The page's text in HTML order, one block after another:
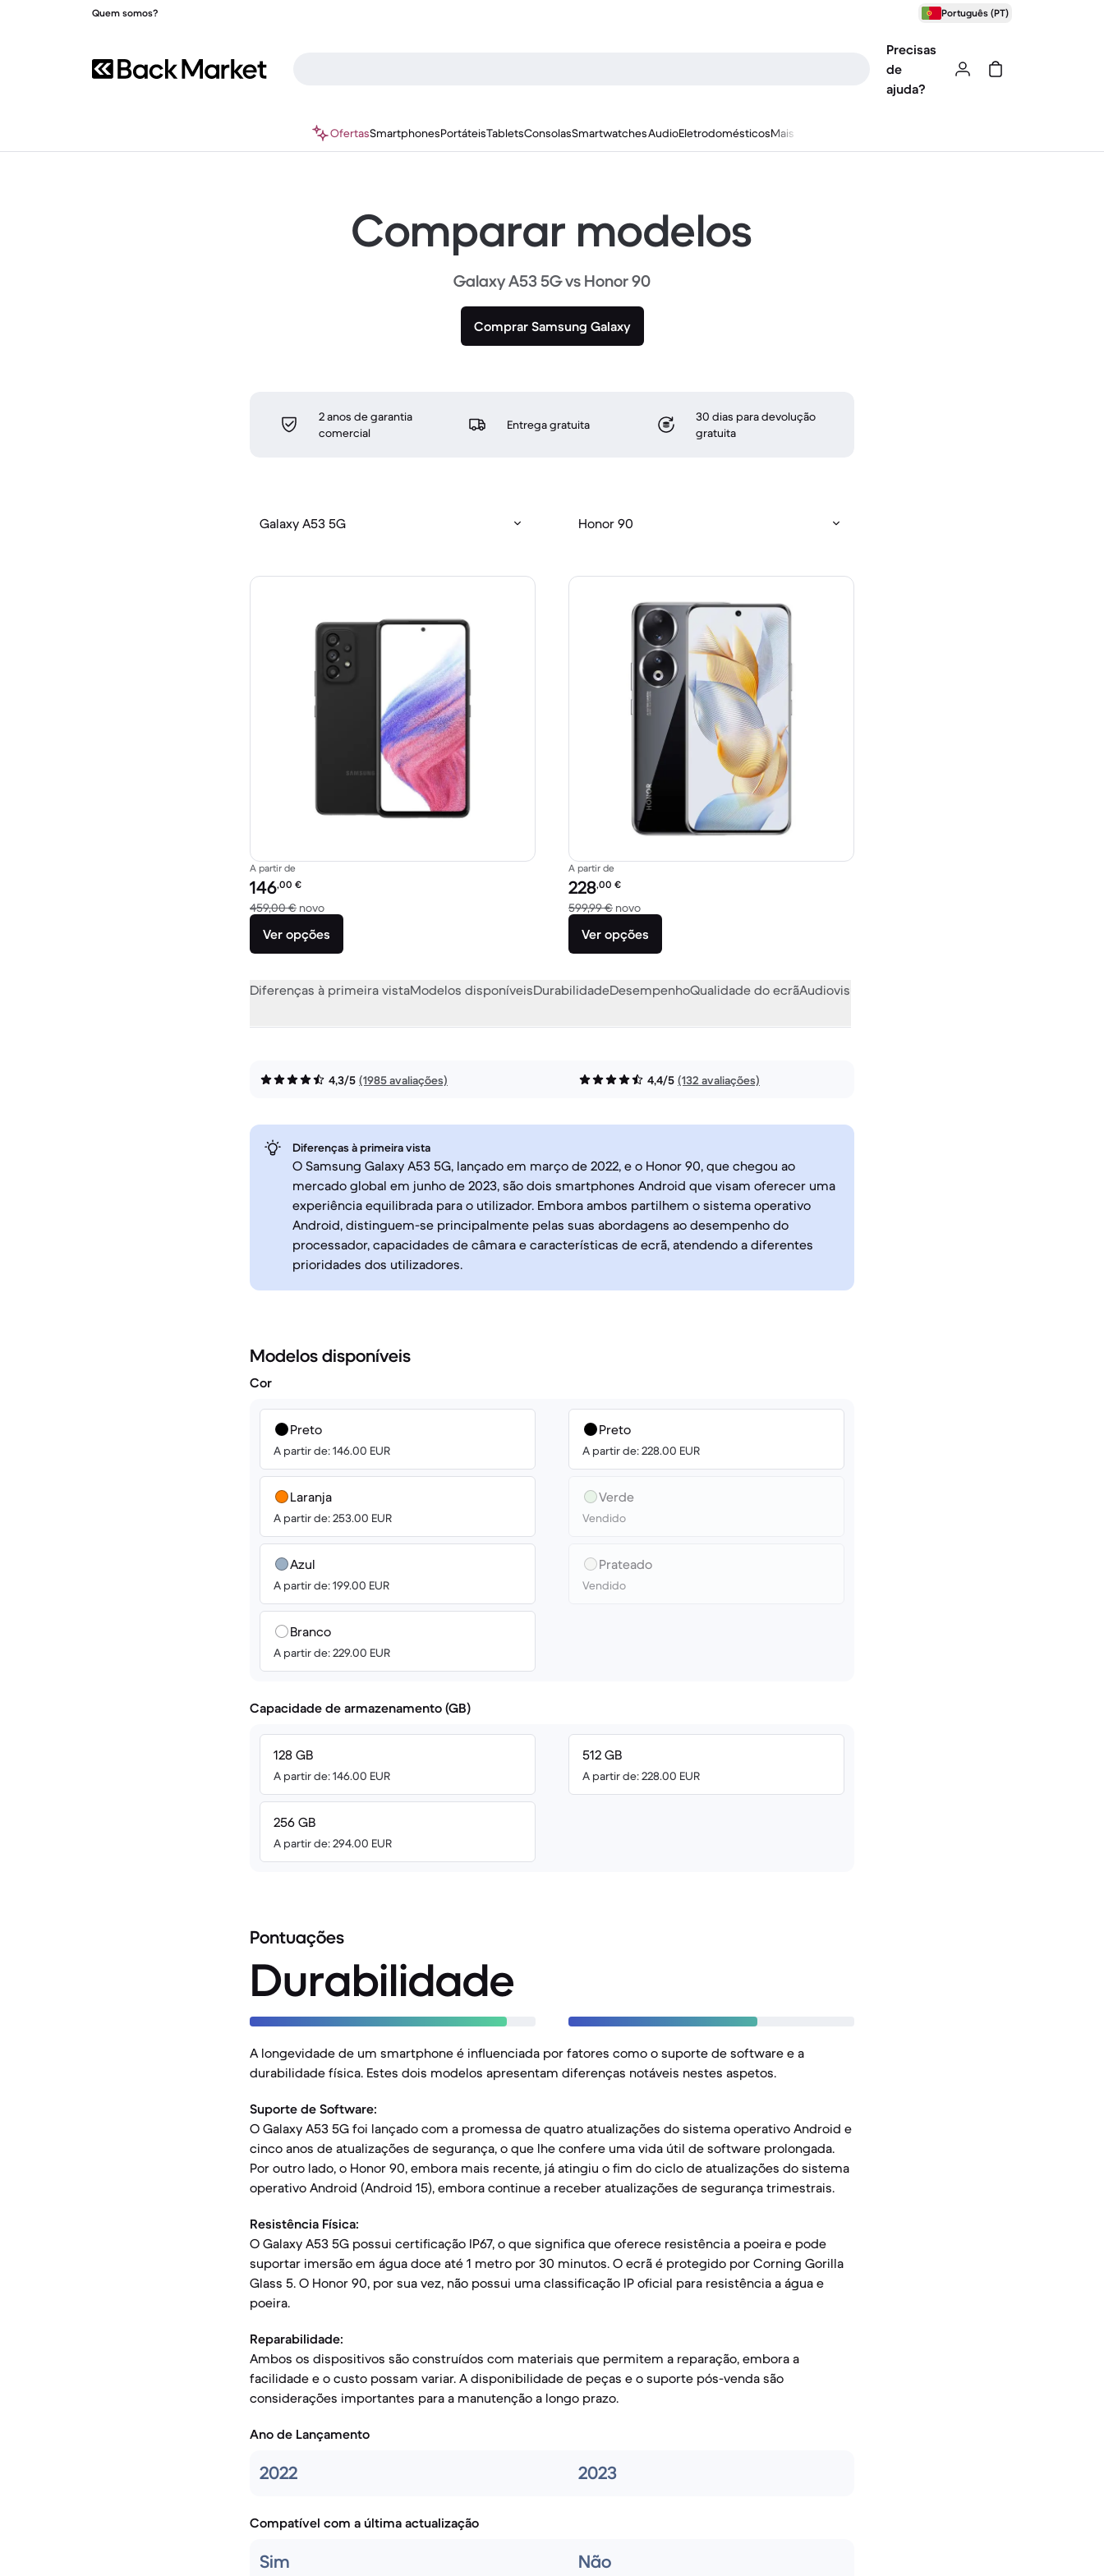
Quem somos? Português (PT)
Precisas
de
ajuda?
OfertasSmartphonesPortáteisTabletsConsolasSmartwatchesAudioEletrodomésticosMais
Comparar modelos
Galaxy A53 5G vs Honor 90
Comprar Samsung Galaxy
2 anos de garantia
comercial
Entrega gratuita
30 dias para devolução
gratuita
Galaxy A53 5G Honor 90
A partir de
Preço recondicionado:
146,00 €
459,00 € novoVersus 459,00 € novo
Ver opções
A partir de
Preço recondicionado:
228,00 €
599,99 € novoVersus 599,99 € novo
Ver opções
Diferenças à primeira vistaModelos disponíveisDurabilidadeDesempenhoQualidade do ecrãAudiovisual
4,3/5 (1985 avaliações) 4,4/5 (132 avaliações)
Diferenças à primeira vista
O Samsung Galaxy A53 5G, lançado em março de 2022, e o Honor 90, que chegou ao
mercado global em junho de 2023, são dois smartphones Android que visam oferecer uma
experiência equilibrada para o utilizador. Embora ambos partilhem o sistema operativo
Android, distinguem-se principalmente pelas suas abordagens ao desempenho do
processador, capacidades de câmara e características de ecrã, atendendo a diferentes
prioridades dos utilizadores.
Modelos disponíveis
Cor
Preto
A partir de: 146.00 EUR
Laranja
A partir de: 253.00 EUR
Azul
A partir de: 199.00 EUR
Branco
A partir de: 229.00 EUR
Preto
A partir de: 228.00 EUR
Verde
Vendido
Prateado
Vendido
Capacidade de armazenamento (GB)
128 GB
A partir de: 146.00 EUR
256 GB
A partir de: 294.00 EUR
512 GB
A partir de: 228.00 EUR
Pontuações
Durabilidade
A longevidade de um smartphone é influenciada por fatores como o suporte de software e a
durabilidade física. Estes dois modelos apresentam diferenças notáveis nestes aspetos.
Suporte de Software:
O Galaxy A53 5G foi lançado com a promessa de quatro atualizações do sistema operativo Android e
cinco anos de atualizações de segurança, o que lhe confere uma vida útil de software prolongada.
Por outro lado, o Honor 90, embora mais recente, já atingiu o fim do ciclo de atualizações do sistema
operativo Android (Android 15), embora continue a receber atualizações de segurança trimestrais.
Resistência Física:
O Galaxy A53 5G possui certificação IP67, o que significa que oferece resistência a poeira e pode
suportar imersão em água doce até 1 metro por 30 minutos. O ecrã é protegido por Corning Gorilla
Glass 5. O Honor 90, por sua vez, não possui uma classificação IP oficial para resistência a água e
poeira.
Reparabilidade:
Ambos os dispositivos são construídos com materiais que permitem a reparação, embora a
facilidade e o custo possam variar. A disponibilidade de peças e o suporte pós-venda são
considerações importantes para a manutenção a longo prazo.
Ano de Lançamento
2022 2023
Compatível com a última actualização
Sim Não